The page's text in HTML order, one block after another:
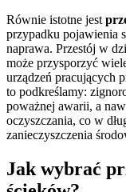
Równie istotne jest
przypadku pojawienia
naprawa. Przestój w
może przysporzyć
urządzeń pracujących
to podkreślamy:
poważnej awarii, a
oczyszczania, co w
zanieczyszczenia
Jak wybrać